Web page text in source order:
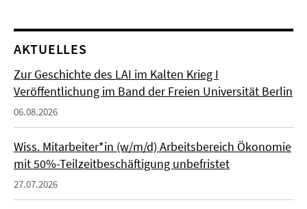
AKTUELLES
Zur Geschichte des LAI im Kalten Krieg I
Veröffentlichung im Band der Freien Universität Berlin
06.08.2026
Wiss. Mitarbeiter*in (w/m/d) Arbeitsbereich Ökonomie
mit 50%-Teilzeitbeschäftigung unbefristet
27.07.2026